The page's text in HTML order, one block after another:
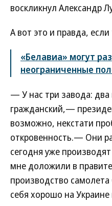
воскликнул Александр
А вот это и правда, если
«Белавиа» могут
неограниченные
— У нас три завода:
гражданский,—
возможно, некстати
откровенность.— Они
сегодня уже
мне доложили в
производство
себя хорошо на Украине